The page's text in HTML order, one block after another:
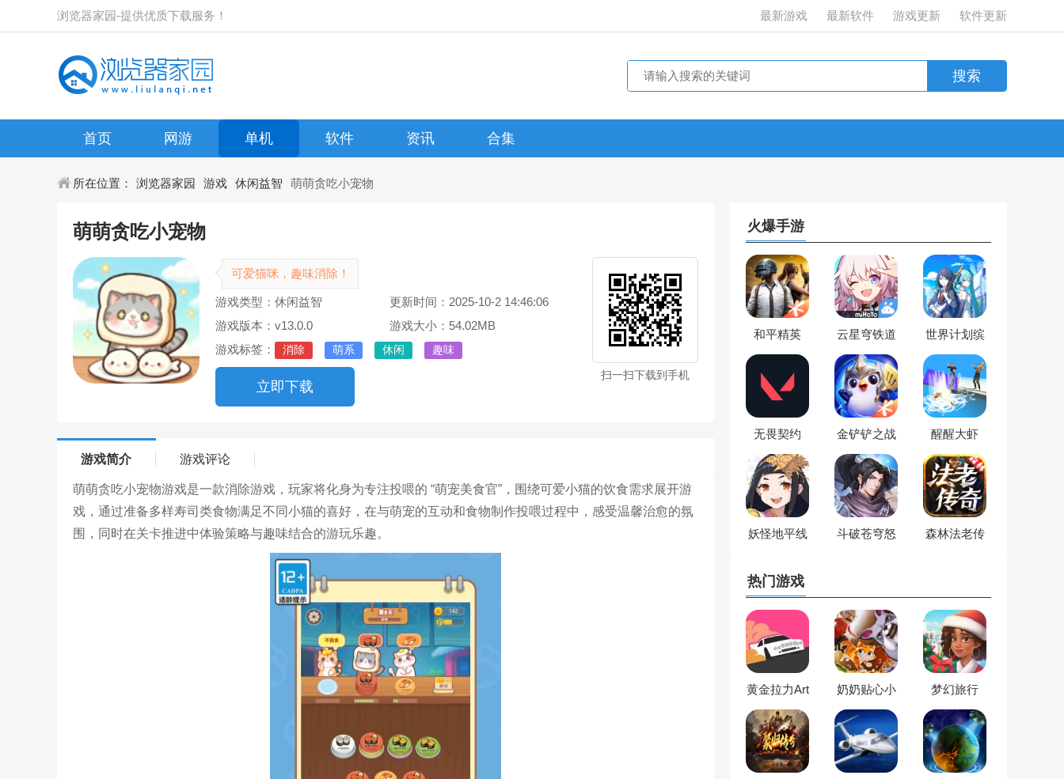
浏览器家园-提供优质下载服务！ 最新游戏 最新软件 游戏更新 软件更新
首页 网游 单机 软件 资讯 合集
所在位置： 浏览器家园 游戏 休闲益智 萌萌贪吃小宠物
萌萌贪吃小宠物
可爱猫咪，趣味消除！
游戏类型：休闲益智
更新时间：2025-10-2 14:46:06
游戏版本：v13.0.0
游戏大小：54.02MB
游戏标签：
消除 萌系 休闲 趣味
立即下载
扫一扫下载到手机
游戏简介 游戏评论
萌萌贪吃小宠物游戏是一款消除游戏，玩家将化身为专注投喂的 “萌宠美食官”，围绕可爱小猫的饮食需求展开游
戏，通过准备多样寿司类食物满足不同小猫的喜好，在与萌宠的互动和食物制作投喂过程中，感受温馨治愈的氛
围，同时在关卡推进中体验策略与趣味结合的游玩乐趣。
火爆手游
和平精英 云星穹铁道
世界计划缤
无畏契约 金铲铲之战 醒醒大虾
妖怪地平线
斗破苍穹怒
森林法老传
热门游戏
黄金拉力Art
奶奶贴心小
梦幻旅行